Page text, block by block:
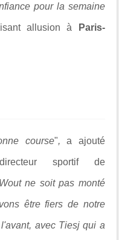
pour la semaine
allusion à Paris-
course",a ajouté
sportif de
ne soit pas monté
être fiers de notre
avec Tiesj qui a